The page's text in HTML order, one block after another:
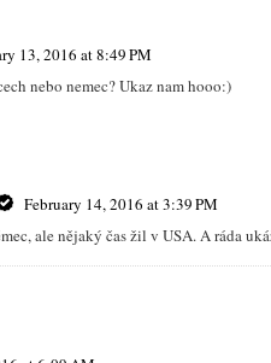
13, 2016 at 8:49 PM
nebo nemec? Ukaz nam hooo:)
February 14, 2016 at 3:39 PM
ale nějaký čas žil v USA. A ráda